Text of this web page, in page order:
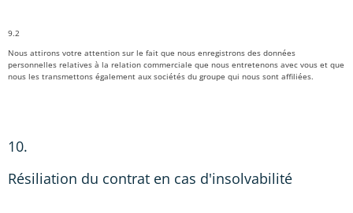
9.2
Nous attirons votre attention sur le fait que nous enregistrons des données
personnelles relatives à la relation commerciale que nous entretenons avec vous et que
nous les transmettons également aux sociétés du groupe qui nous sont affiliées.
10.
Résiliation du contrat en cas d'insolvabilité